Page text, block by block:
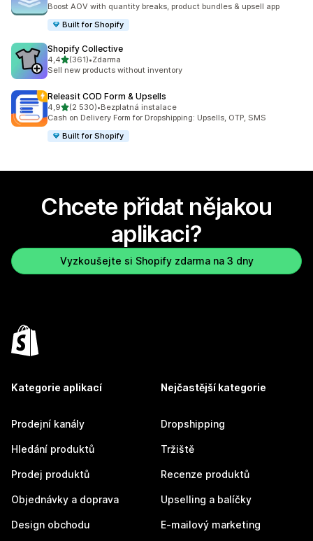
Boost AOV with quantity breaks, product bundles & upsell app
Built for Shopify
Shopify Collective
4,4z 5 hvězd
(361)
Celkový počet recenzí: 361
•Zdarma
Sell new products without inventory
Releasit COD Form & Upsells
4,9z 5 hvězd
(2 530)
Celkový počet recenzí: 2530
•Bezplatná instalace
Cash on Delivery Form for Dropshipping: Upsells, OTP, SMS
Built for Shopify
Chcete přidat nějakou
aplikaci?
Vyzkoušejte si Shopify zdarma na 3 dny
Kategorie aplikací
Prodejní kanály
Hledání produktů
Prodej produktů
Objednávky a doprava
Design obchodu
Nejčastější kategorie
Dropshipping
Tržiště
Recenze produktů
Upselling a balíčky
E-mailový marketing